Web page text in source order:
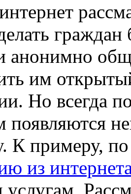
анонимно
им
Но всегда
появляются
К примеру,
из
услугам.